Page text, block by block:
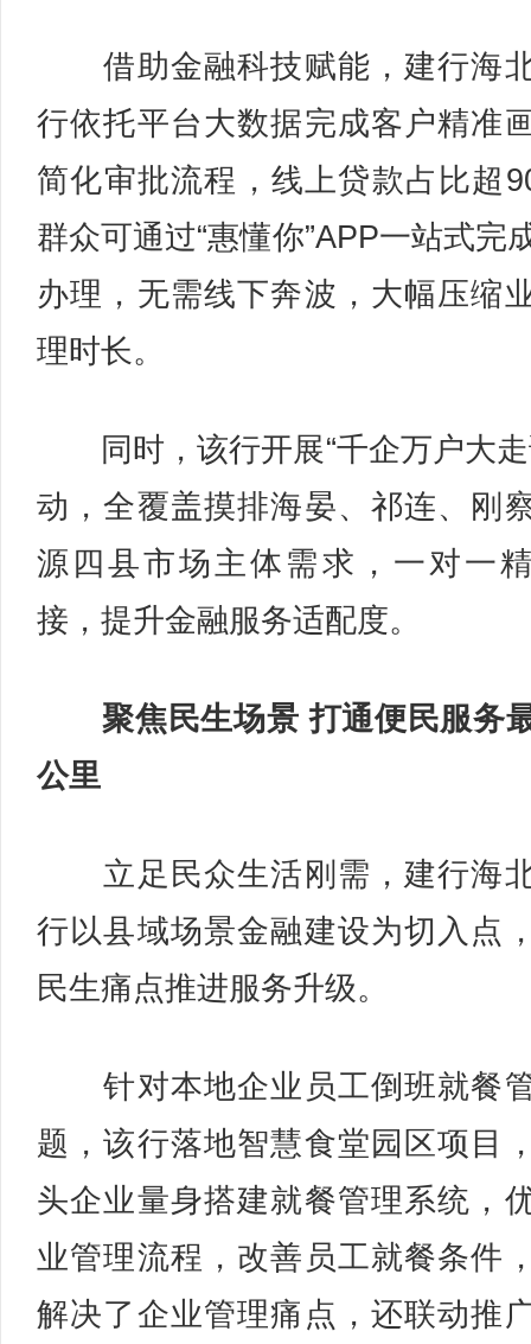
借助金融科技赋能，建行海
行依托平台大数据完成客户精准
简化审批流程，线上贷款占比超
群众可通过“惠懂你”APP一站式完
办理，无需线下奔波，大幅压缩
理时长。
同时，该行开展“千企万户大走
动，全覆盖摸排海晏、祁连、刚
源四县市场主体需求，一对一
接，提升金融服务适配度。
聚焦民生场景 打通便民服务
公里
立足民众生活刚需，建行海
行以县域场景金融建设为切入点
民生痛点推进服务升级。
针对本地企业员工倒班就餐
题，该行落地智慧食堂园区项目
头企业量身搭建就餐管理系统，
业管理流程，改善员工就餐条件
解决了企业管理痛点，还联动推